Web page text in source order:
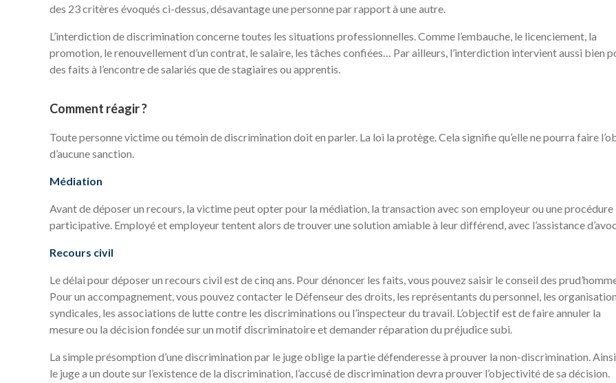
des 23 critères évoqués ci-dessus, désavantage une personne par rapport à une autre.
L’interdiction de discrimination concerne toutes les situations professionnelles. Comme l’embauche, le licenciement, la
promotion, le renouvellement d’un contrat, le salaire, les tâches confiées… Par ailleurs, l’interdiction intervient aussi bien
des faits à l’encontre de salariés que de stagiaires ou apprentis.
Comment réagir ?
Toute personne victime ou témoin de discrimination doit en parler. La loi la protège. Cela signifie qu’elle ne pourra faire
d’aucune sanction.
Médiation
Avant de déposer un recours, la victime peut opter pour la médiation, la transaction avec son employeur ou une procédure
participative. Employé et employeur tentent alors de trouver une solution amiable à leur différend, avec l’assistance
Recours civil
Le délai pour déposer un recours civil est de cinq ans. Pour dénoncer les faits, vous pouvez saisir le conseil des
Pour un accompagnement, vous pouvez contacter le Défenseur des droits, les représentants du personnel, les
syndicales, les associations de lutte contre les discriminations ou l’inspecteur du travail. L’objectif est de faire annuler la
mesure ou la décision fondée sur un motif discriminatoire et demander réparation du préjudice subi.
La simple présomption d’une discrimination par le juge oblige la partie défenderesse à prouver la non-discrimination.
le juge a un doute sur l’existence de la discrimination, l’accusé de discrimination devra prouver l’objectivité de sa décision.